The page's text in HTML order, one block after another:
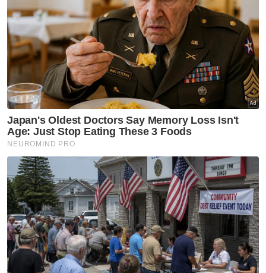
Sementara itu, peguam, Muhammad Rafique
Rashid Ali, yang mewakili Wan Muhammad
Azri, memohon mahkamah menolak
permohonan Razarudin selaku plaintif kerana
ia tidak berlandaskan kepada prima facie.
Selepas mendengar hujahan daripada kedua-
dua pihak, Pesuruhjaya Kehakiman Gan
Techiong membenarkan permohonan plaintif
dan menetapkan pendengaran kes itu pada
30 Jun depan.
Artikel Berkaitan:
KPN dakwa Papagomo tidak ikhlas minta maaf,
mohon dipenjara
'Maaf Tan Sri Razarudin kerana kenyataan berbaur
fitnah' - Papagomo
KPN dapat kebenaran mulakan prosiding komital